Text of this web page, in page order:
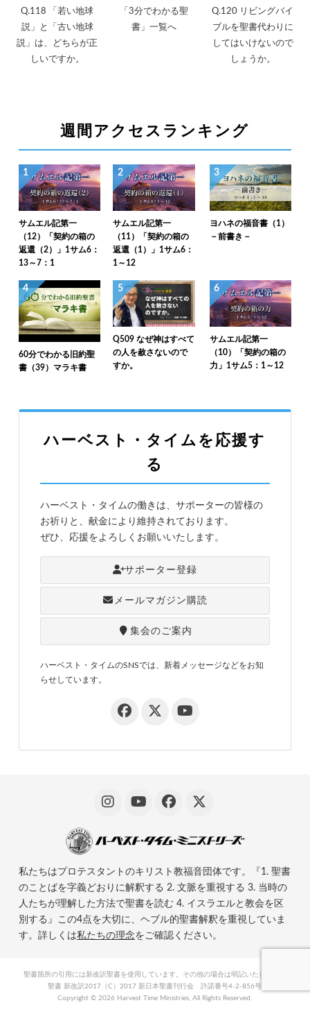
Q.118 「若い地球
説」と「古い地球
説」は、どちらが正
しいですか。
「3分でわかる聖
書」一覧へ
Q.120 リビングバイ
ブルを聖書代わりに
してはいけないので
しょうか。
週間アクセスランキング
1
サムエル記第一
（12）「契約の箱の
返還（2）」1サム6：
13～7：1
2
サムエル記第一
（11）「契約の箱の
返還（1）」1サム6：
1～12
3
ヨハネの福音書（1）
－前書き－
4
60分でわかる旧約聖
書（39）マラキ書
5
Q509 なぜ神はすべて
の人を赦さないので
すか。
6
サムエル記第一
（10）「契約の箱の
力」1サム5：1～12
ハーベスト・タイムを応援す
る
ハーベスト・タイムの働きは、サポーターの皆様の
お祈りと、献金により維持されております。
ぜひ、応援をよろしくお願いいたします。
サポーター登録
メールマガジン購読
集会のご案内
ハーベスト・タイムのSNSでは、新着メッセージなどをお知
らせしています。
私たちはプロテスタントのキリスト教福音団体です。『1. 聖書
のことばを字義どおりに解釈する 2. 文脈を重視する 3. 当時の
人たちが理解した方法で聖書を読む 4. イスラエルと教会を区
別する』この4点を大切に、ヘブル的聖書解釈を重視していま
す。詳しくは私たちの理念をご確認ください。
聖書箇所の引用には新改訳聖書を使用しています。その他の場合は明記いたします。
聖書 新改訳2017（C）2017 新日本聖書刊行会 許諾番号4-2-856号
Copyright © 2026 Harvest Time Ministries, All Rights Reserved.